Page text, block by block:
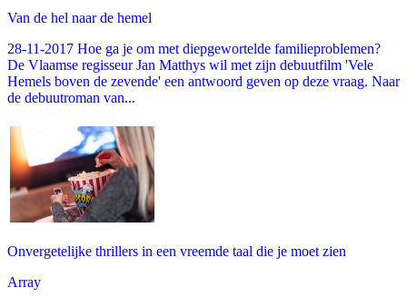
Van de hel naar de hemel
28-11-2017 Hoe ga je om met diepgewortelde familieproblemen?
De Vlaamse regisseur Jan Matthys wil met zijn debuutfilm 'Vele
Hemels boven de zevende' een antwoord geven op deze vraag. Naar
de debuutroman van...
Onvergetelijke thrillers in een vreemde taal die je moet zien
Array